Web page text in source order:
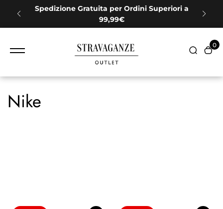
contenutoSpedizione Gratuita per Ordini Superiori a
99,99€
0
Nike